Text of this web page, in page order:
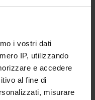
i vostri dati
IP, utilizzando
e accedere
al fine di
misurare
archaeology